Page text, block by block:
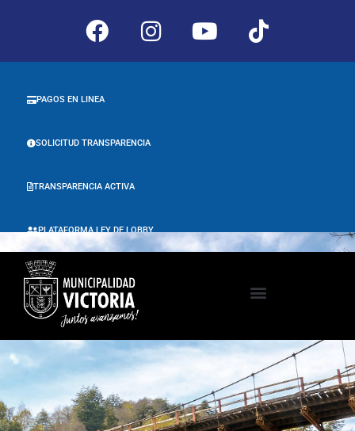
PLATAFORMA LEY DE LOBBY
TRANSPARENCIA ACTIVA
SOLICITUD TRANSPARENCIA
PAGOS EN LINEA